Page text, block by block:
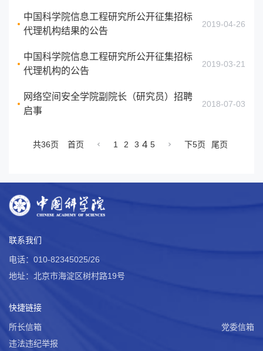
中国科学院信息工程研究所公开征集招标
代理机构结果的公告
2019-04-26
中国科学院信息工程研究所公开征集招标
代理机构的公告
2019-03-21
网络空间安全学院副院长（研究员）招聘
启事
2018-07-03
共36页 首页 1 2 3 4 5 下5页 尾页
联系我们
电话：010-82345025/26
地址：北京市海淀区树村路19号
快捷链接
所长信箱
党委信箱
违法违纪举报